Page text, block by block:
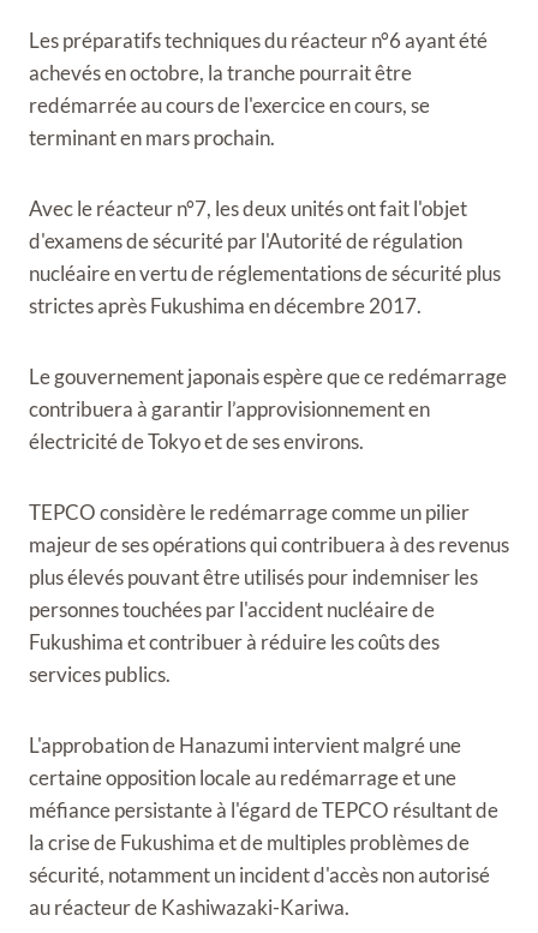
Les préparatifs techniques du réacteur n°6 ayant été
achevés en octobre, la tranche pourrait être
redémarrée au cours de l'exercice en cours, se
terminant en mars prochain.
Avec le réacteur n°7, les deux unités ont fait l'objet
d'examens de sécurité par l'Autorité de régulation
nucléaire en vertu de réglementations de sécurité plus
strictes après Fukushima en décembre 2017.
Le gouvernement japonais espère que ce redémarrage
contribuera à garantir l’approvisionnement en
électricité de Tokyo et de ses environs.
TEPCO considère le redémarrage comme un pilier
majeur de ses opérations qui contribuera à des revenus
plus élevés pouvant être utilisés pour indemniser les
personnes touchées par l'accident nucléaire de
Fukushima et contribuer à réduire les coûts des
services publics.
L'approbation de Hanazumi intervient malgré une
certaine opposition locale au redémarrage et une
méfiance persistante à l'égard de TEPCO résultant de
la crise de Fukushima et de multiples problèmes de
sécurité, notamment un incident d'accès non autorisé
au réacteur de Kashiwazaki-Kariwa.